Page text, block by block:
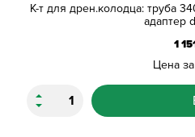
К-т для дрен.колодца: труба
адаптер
1
Цена